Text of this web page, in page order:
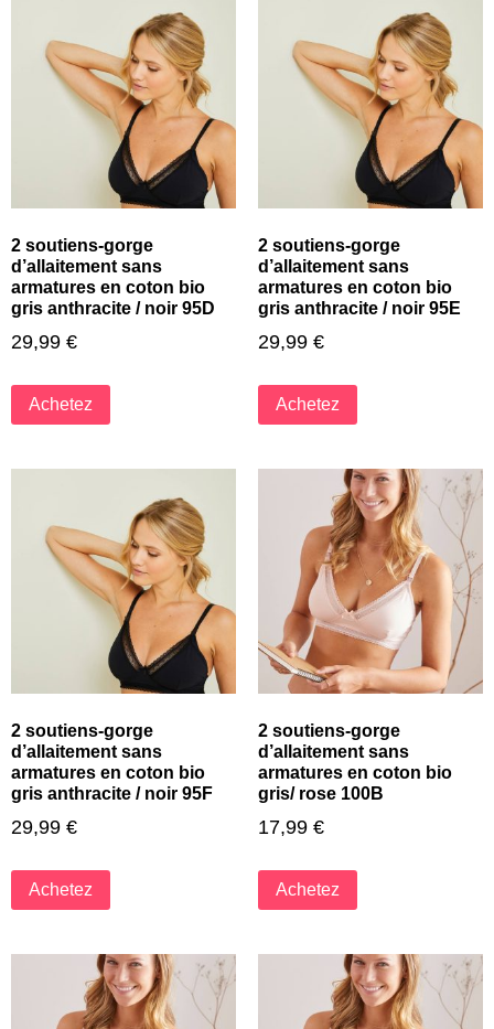
2 soutiens-gorge
d’allaitement sans
armatures en coton bio
gris anthracite / noir 95D
29,99 €
Achetez
2 soutiens-gorge
d’allaitement sans
armatures en coton bio
gris anthracite / noir 95E
29,99 €
Achetez
2 soutiens-gorge
d’allaitement sans
armatures en coton bio
gris anthracite / noir 95F
29,99 €
Achetez
2 soutiens-gorge
d’allaitement sans
armatures en coton bio
gris/ rose 100B
17,99 €
Achetez